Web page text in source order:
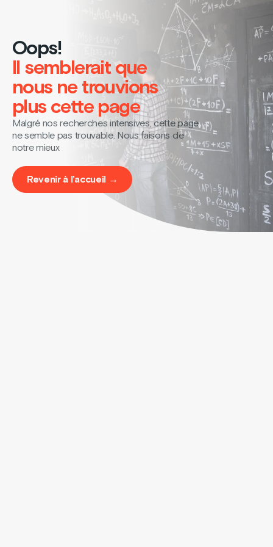
Oops!
Il semblerait que
nous ne trouvions
plus cette page
Malgré nos recherches intensives, cette page
ne semble pas trouvable. Nous faisons de
notre mieux
Revenir à l’accueil →